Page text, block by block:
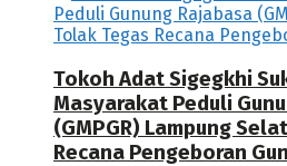
Tokoh Adat Sigegkhi
Masyarakat Peduli
(GMPGR) Lampung
Recana Pengeboran